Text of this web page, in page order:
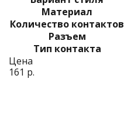
Материал
Количество контактов
Разъем
Тип контакта
Цена
161 р.